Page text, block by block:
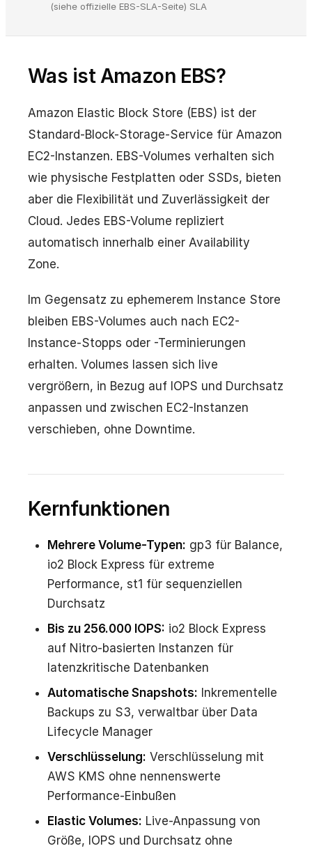
(siehe offizielle EBS-SLA-Seite) SLA
Was ist Amazon EBS?
Amazon Elastic Block Store (EBS) ist der
Standard-Block-Storage-Service für Amazon
EC2-Instanzen. EBS-Volumes verhalten sich
wie physische Festplatten oder SSDs, bieten
aber die Flexibilität und Zuverlässigkeit der
Cloud. Jedes EBS-Volume repliziert
automatisch innerhalb einer Availability
Zone.
Im Gegensatz zu ephemerem Instance Store
bleiben EBS-Volumes auch nach EC2-
Instance-Stopps oder -Terminierungen
erhalten. Volumes lassen sich live
vergrößern, in Bezug auf IOPS und Durchsatz
anpassen und zwischen EC2-Instanzen
verschieben, ohne Downtime.
Kernfunktionen
Mehrere Volume-Typen: gp3 für Balance,
io2 Block Express für extreme
Performance, st1 für sequenziellen
Durchsatz
Bis zu 256.000 IOPS: io2 Block Express
auf Nitro-basierten Instanzen für
latenzkritische Datenbanken
Automatische Snapshots: Inkrementelle
Backups zu S3, verwaltbar über Data
Lifecycle Manager
Verschlüsselung: Verschlüsselung mit
AWS KMS ohne nennenswerte
Performance-Einbußen
Elastic Volumes: Live-Anpassung von
Größe, IOPS und Durchsatz ohne